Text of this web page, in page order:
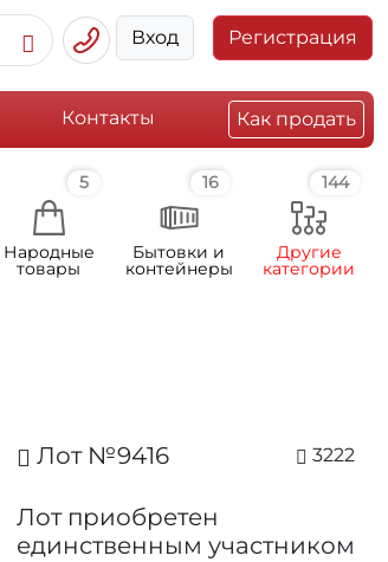
Вход Регистрация
Контакты Как продать
5
Народные
товары
16
Бытовки и
контейнеры
144
Другие
категории
Лот №9416 3222
Лот приобретен
единственным участником